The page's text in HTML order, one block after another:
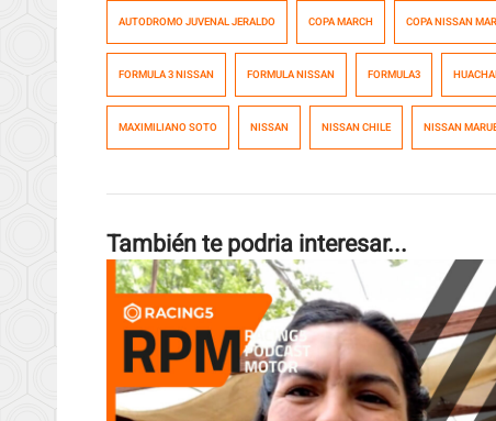
AUTODROMO JUVENAL JERALDO COPA MARCH COPA NISSAN
FORMULA 3 NISSAN FORMULA NISSAN FORMULA3
MAXIMILIANO SOTO NISSAN NISSAN CHILE NISSAN
También te podria interesar...